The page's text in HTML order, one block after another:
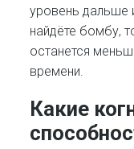
уровень дальше
найдёте бомбу,
останется
времени.
Какие